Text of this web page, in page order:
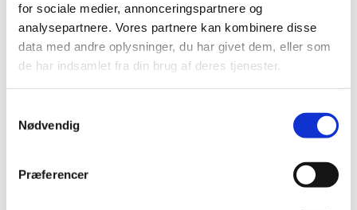
for sociale medier, annonceringspartnere og
analysepartnere. Vores partnere kan kombinere disse
data med andre oplysninger, du har givet dem, eller som
de har indsamlet fra din brug af deres tjenester.
Nødvendig
Præferencer
Perfekt til påfyldning med KONG Easy Treat; Snacks
eller Ziggies
Anbefalet over hele verden af ​​dyrlæger, trænere og
hundeentusiaster
designet til tænder og tandkød, der har tygget i
årevis. Designet til at give en blød og behagelig tyggetid,
instinktive legebehov. Et uregelmæssigt opspring gør det
perfekt til hunde, der stadig leger, når de når deres mere